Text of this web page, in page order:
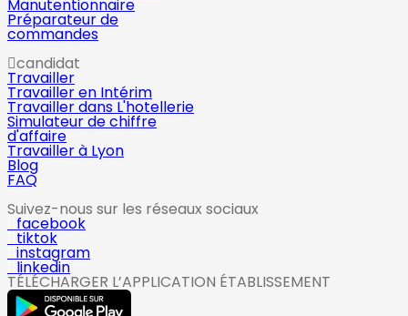
Manutentionnaire
Préparateur de
commandes
candidat
Travailler
Travailler en Intérim
Travailler dans L'hotellerie
Simulateur de chiffre
d'affaire
Travailler à Lyon
Blog
FAQ
Suivez-nous sur les réseaux sociaux
facebook
tiktok
instagram
linkedin
TÉLÉCHARGER L’APPLICATION ÉTABLISSEMENT